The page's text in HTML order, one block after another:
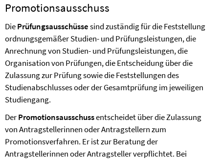
Promotionsausschuss
DiePrüfungsausschüssesind zuständig für die Feststellung
ordnungsgemäßer Studien- und Prüfungsleistungen, die
Anrechnung von Studien- und Prüfungsleistungen, die
Organisation von Prüfungen, die Entscheidung über die
Zulassung zur Prüfung sowie die Feststellungen des
Studienabschlusses oder der Gesamtprüfung im jeweiligen
Studiengang.
DerPromotionsausschussentscheidet über die Zulassung
von Antragstellerinnen oder Antragstellern zum
Promotionsverfahren. Er ist zur Beratung der
Antragstellerinnen oder Antragsteller verpflichtet. Bei